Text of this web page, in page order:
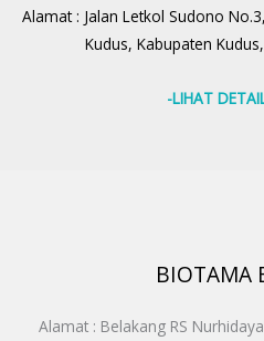
Alamat : Jalan Letkol Sudono
Kudus, Kabupaten
-LIHAT
BIOTAMA
Alamat : Belakang RS